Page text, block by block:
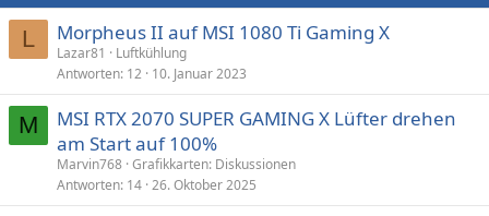
n
e
n
:
L Morpheus II auf MSI 1080 Ti Gaming X
Lazar81
Luftkühlung
Antworten 12 10. Januar 2023
M
MSI RTX 2070 SUPER GAMING X Lüfter drehen
am Start auf 100%
Marvin768 Grafikkarten: Diskussionen
Antworten 14 26. Oktober 2025